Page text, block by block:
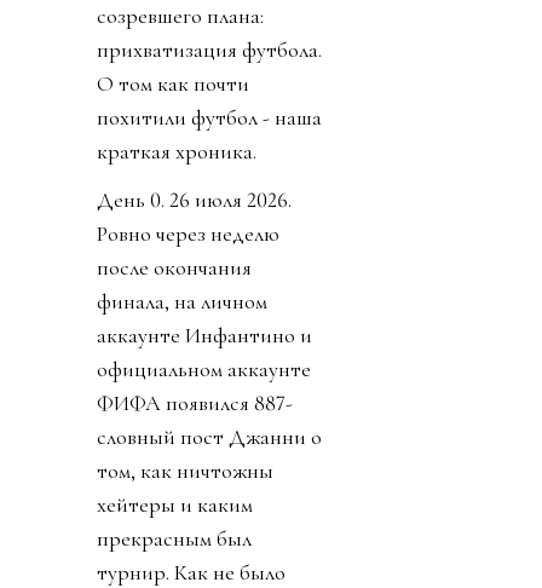
созревшего плана:
прихватизация футбола.
О том как почти
похитили футбол - наша
краткая хроника.
День 0. 26 июля 2026.
Ровно через неделю
после окончания
финала, на личном
аккаунте Инфантино и
официальном аккаунте
ФИФА появился 887-
словный пост Джанни о
том, как ничтожны
хейтеры и каким
прекрасным был
турнир. Как не было